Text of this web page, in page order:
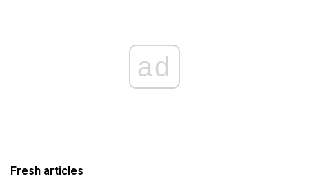
ad
Fresh articles